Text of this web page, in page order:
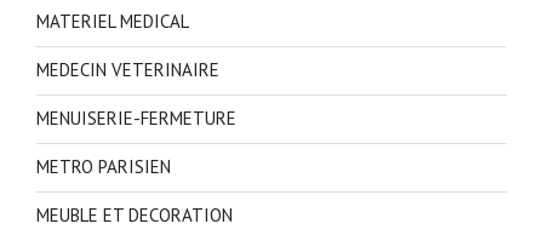
MATERIEL MEDICAL
MEDECIN VETERINAIRE
MENUISERIE-FERMETURE
METRO PARISIEN
MEUBLE ET DECORATION